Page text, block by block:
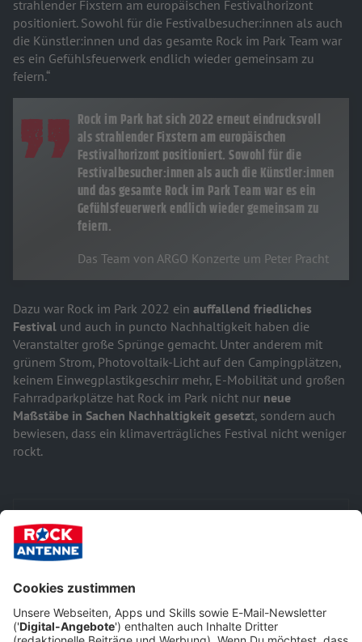
strahlender Fixstern am europäischen Festivalhorizont
positioniert. Sowohl für die Festivalbesucher:innen als auch
die Künstler:innen und das gesamte Rock im Park Team war
es ein Gefühlsfeuerwerk endlich wieder gemeinsam zu
feiern.“
Rock im Park hat sich 2022 erneut eindrucksvoll
als strahlender Fixstern am europäischen
Festivalhorizont positioniert. Sowohl für die
Festivalbesucher:innen als auch die Künstler:innen
und das gesamte Rock im Park Team war es ein
Gefühlsfeuerwerk endlich wieder gemeinsam zu
feiern.
Das Team von ARGO Konzerte um Peter Pracht
Dazu war Rock im Park 2022 ein auffallend friedliches
Festival und auch in puncto Nachhaltigkeit haben die
Veranstalter große Sprünge gemacht. Unter anderem mit
grünem Strom, Photovoltaik-Licht auf den Campingplätzen,
keinem Einwegplastikgeschirr mehr, E-Mobilität und großen
Fahrradparkplätze hat Rock im Park nicht nur neue
Maßstäbe in Sachen Nachhaltigkeit gesetzt, sondern auch
bewiesen, dass ein klimaverträgliches Festival nicht weniger
rockt.